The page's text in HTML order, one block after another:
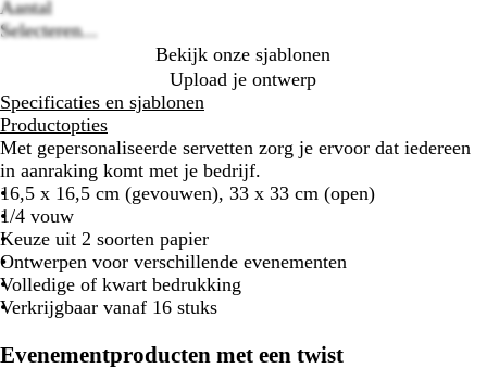
Aantal
Selecteren...
Bekijk onze sjablonen
Upload je ontwerp
Specificaties en sjablonen
Productopties
Met gepersonaliseerde servetten zorg je ervoor dat iedereen
in aanraking komt met je bedrijf.
16,5 x 16,5 cm (gevouwen), 33 x 33 cm (open)
1/4 vouw
Keuze uit 2 soorten papier
Ontwerpen voor verschillende evenementen
Volledige of kwart bedrukking
Verkrijgbaar vanaf 16 stuks
Evenementproducten met een twist